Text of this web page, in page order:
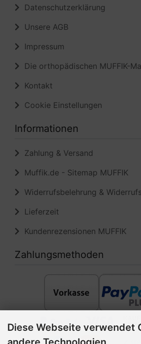
Datenschutzerklärung
Unsere AGB
Impressum
Die orthopädischen MUFFIK-
Kontakt
Cookie Einstellungen
Informationen
Zahlung & Versand
Muffik.de - Sitemap MUFFIK
Widerrufsbelehrung &
Lieferzeit
Kundenrezensionen MUFFIK
Zahlungsmethoden
Diese Webseite verwendet